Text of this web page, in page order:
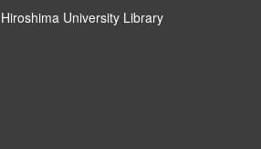
Hiroshima University Library